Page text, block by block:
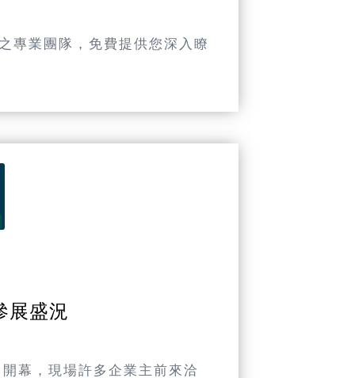
專業團隊，免費提供您深入瞭
展盛況
幕，現場許多企業主前來洽